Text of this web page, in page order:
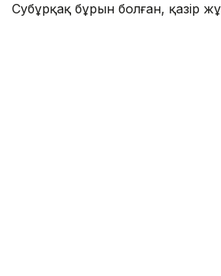
Субұрқақ бұрын болған, қазір